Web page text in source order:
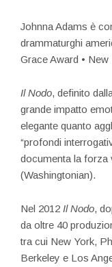
Johnna Adams è
drammaturghi
Grace Award •
Il Nodo, definito
grande impatto
elegante quanto
“profondi
documenta la forza
(Washingtonian).
Nel 2012 Il Nodo,
da oltre 40
tra cui New York,
Berkeley e Los